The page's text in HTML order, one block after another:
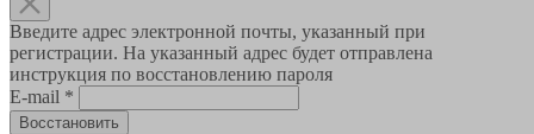
Введите адрес электронной почты, указанный при
регистрации. На указанный адрес будет отправлена
инструкция по восстановлению пароля
E-mail *